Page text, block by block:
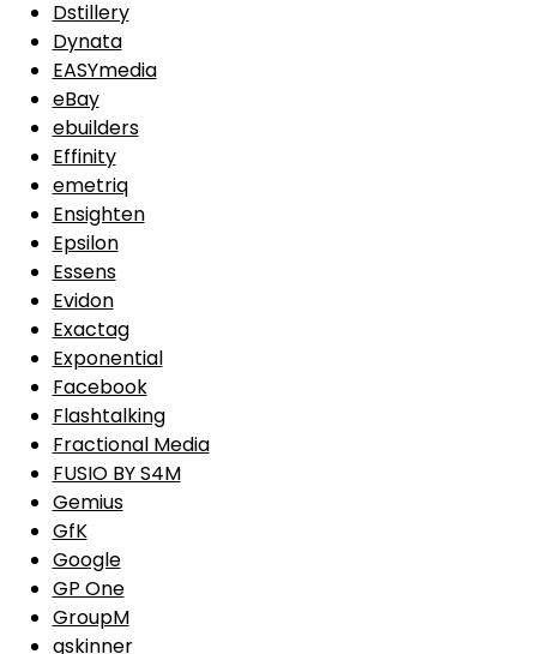
Dstillery
Dynata
EASYmedia
eBay
ebuilders
Effinity
emetriq
Ensighten
Epsilon
Essens
Evidon
Exactag
Exponential
Facebook
Flashtalking
Fractional Media
FUSIO BY S4M
Gemius
GfK
Google
GP One
GroupM
gskinner